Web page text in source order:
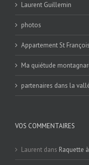
Laurent Guillemin
photos
Appartement St
Ma quiétude
partenaires dans la
VOS COMMENTAIRES
Laurent dans Raquette